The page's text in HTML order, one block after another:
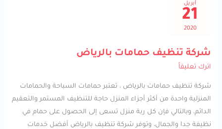
أبريل
21
2020
شركة تنظيف حمامات بالرياض
اترك تعليقاً
شركة تنظيف حمامات بالرياض ، تعتبر حمامات السباحة والحمامات
المنزلية واحدة من أكثر أجزاء المنزل حاجة للتنظيف المستمر والتعقيم
الدائم، وبالتالي فإن كل ربة منزل تسعى إلى الحصول على حمام في
نظيفة جدا والجمال، وتوفر شركة تنظيف بالرياض أفضل خدمات
شركة
تنظيف
حمامات
بالرياض